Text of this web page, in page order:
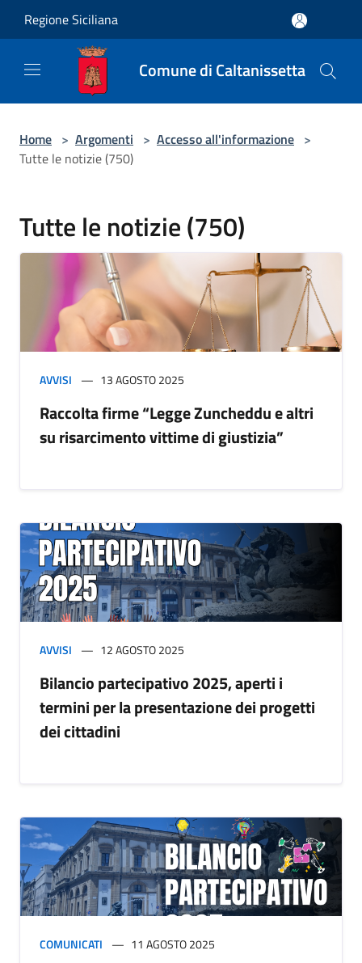
Regione Siciliana
Comune di Caltanissetta
Home > Argomenti > Accesso all'informazione >
Tutte le notizie (750)
Tutte le notizie (750)
AVVISI 13 AGOSTO 2025
Raccolta firme “Legge Zuncheddu e altri
su risarcimento vittime di giustizia”
AVVISI 12 AGOSTO 2025
Bilancio partecipativo 2025, aperti i
termini per la presentazione dei progetti
dei cittadini
COMUNICATI 11 AGOSTO 2025